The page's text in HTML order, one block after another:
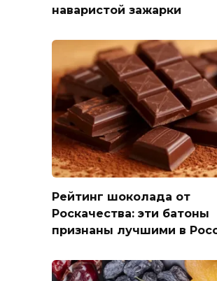
наваристой зажарки
Рейтинг шоколада от
Роскачества: эти батоны
признаны лучшими в